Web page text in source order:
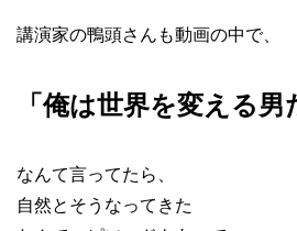
講演家の鴨頭さんも動画の中で、
「俺は世界を変える男
なんて言ってたら、
自然とそうなってきた